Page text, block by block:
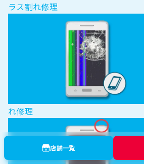
ラス割れ修理
れ修理
店舗一覧